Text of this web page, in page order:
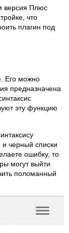
версия Плюс
что
плагин под
Его можно
предназначена
эту функцию
и черный списки
ошибку, то
могут выйти
поломанный